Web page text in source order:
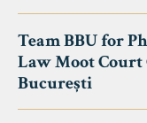
Team BBU for
Law Moot Court
București